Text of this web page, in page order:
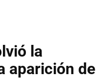
la
aparición de